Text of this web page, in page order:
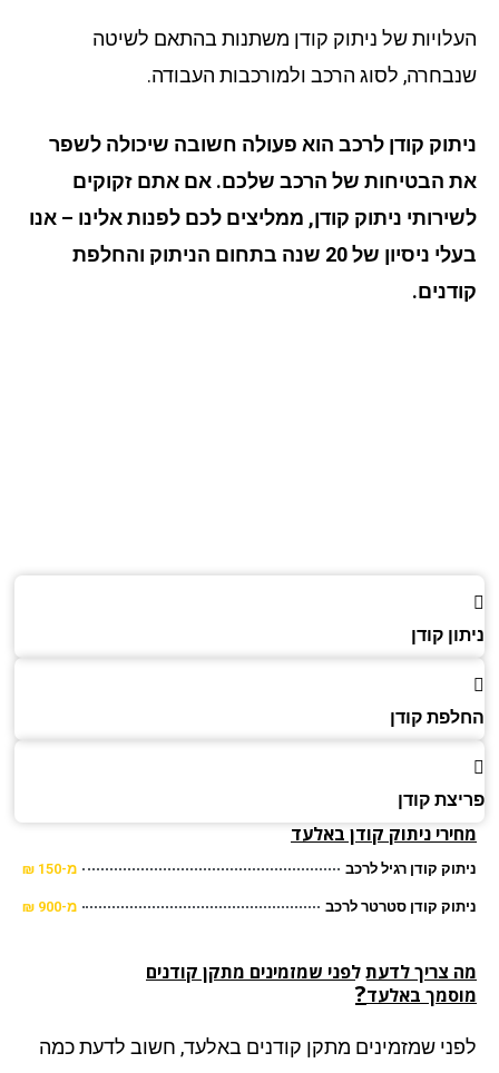
של ניתוק קודן משתנות בהתאם לשיטה
לסוג הרכב ולמורכבות העבודה.
קודן לרכב הוא פעולה חשובה שיכולה לשפר
הבטיחות של הרכב שלכם. אם אתם זקוקים
ניתוק קודן, ממליצים לכם לפנות אלינו – אנו
בעלי ניסיון של 20 שנה בתחום הניתוק והחלפת
קודן
קודן
קודן
ניתוק קודן באלעד
קודן רגיל לרכב מ-150 ₪
קודן סטרטר לרכב מ-900 ₪
צריך לדעת לפני שמזמינים מתקן קודנים
באלעד?
שמזמינים מתקן קודנים באלעד, חשוב לדעת כמה